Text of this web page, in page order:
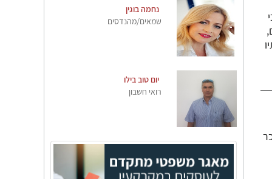
נחמה בוגין
שמאים/מהנדסים
יום טוב בילו
רואי חשבון